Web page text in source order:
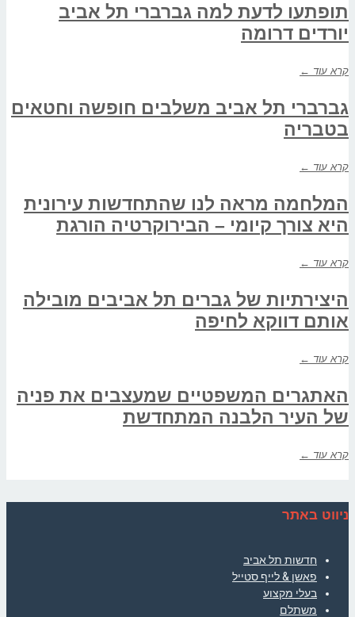
תופתעו לדעת למה גברברי תל אביב
יורדים דרומה
קרא עוד ←
גברברי תל אביב משלבים חופשה וחטאים
בטבריה
קרא עוד ←
המלחמה מראה לנו שהתחדשות עירונית
היא צורך קיומי – הבירוקרטיה הורגת
קרא עוד ←
היצירתיות של גברים תל אביבים מובילה
אותם דווקא לחיפה
קרא עוד ←
האתגרים המשפטיים שמעצבים את פניה
של העיר הלבנה המתחדשת
קרא עוד ←
ניווט באתר
חדשות תל אביב
פאשן & לייף סטייל
בעלי מקצוע
משתלם